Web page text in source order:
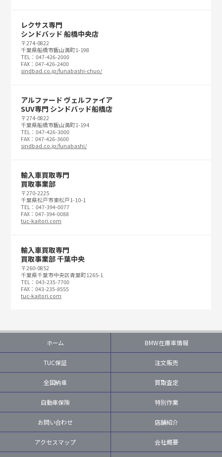
レクサス専門
シンドバッド 船橋中央店
〒274-0822
千葉県船橋市飯山満町1-198
TEL：047-426-2000
FAX：047-426-2400
sindbad.co.jp/funabashi-chuo/
アルファード ヴェルファイア
SUV専門 シンドバッド船橋店
〒274-0822
千葉県船橋市飯山満町1-194
TEL：047-426-3000
FAX：047-426-3600
sindbad.co.jp/funabashi/
輸入車買取専門
買取事業部
〒270-2225
千葉県松戸市東松戸1-10-1
TEL：047-394-0077
FAX：047-394-0088
tuc-kaitori.com
輸入車買取専門
買取事業部 千葉中央
〒260-0852
千葉県千葉市中央区青葉町1265-1
TEL：043-235-7700
FAX：043-235-8555
tuc-kaitori.com
ホーム BMW在庫車情報
TUC保証 注文販売
全国納車 買取査定
自動車保険 特別作業
お問い合わせ 店舗紹介
アクセスマップ 会社概要